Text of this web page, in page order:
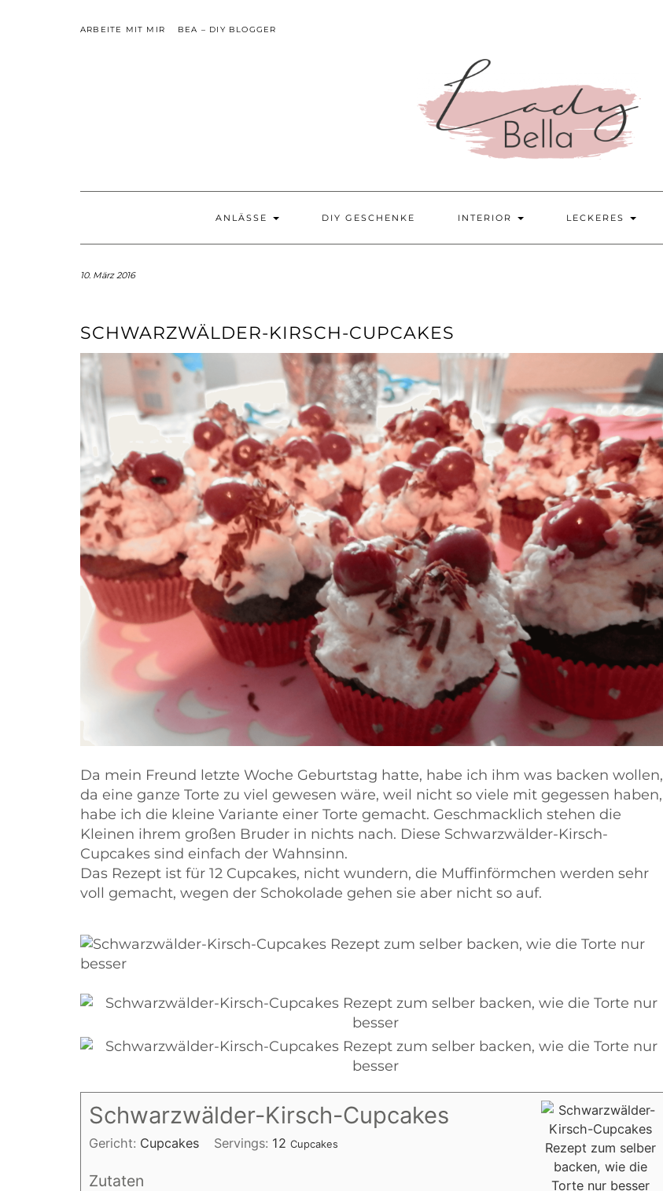
ARBEITE MIT MIR BEA – DIY BLOGGER
ANLÄSSE DIY GESCHENKE INTERIOR LECKERES
10. März 2016
SCHWARZWÄLDER-KIRSCH-CUPCAKES
Da mein Freund letzte Woche Geburtstag hatte, habe ich ihm was backen wollen,
da eine ganze Torte zu viel gewesen wäre, weil nicht so viele mit gegessen haben,
habe ich die kleine Variante einer Torte gemacht. Geschmacklich stehen die
Kleinen ihrem großen Bruder in nichts nach. Diese Schwarzwälder-Kirsch-
Cupcakes sind einfach der Wahnsinn.
Das Rezept ist für 12 Cupcakes, nicht wundern, die Muffinförmchen werden sehr
voll gemacht, wegen der Schokolade gehen sie aber nicht so auf.
Schwarzwälder-Kirsch-Cupcakes
Gericht: Cupcakes Servings: 12 Cupcakes
Zutaten